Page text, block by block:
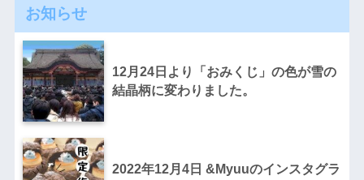
お知らせ
12月24日より「おみくじ」の色が雪の
結晶柄に変わりました。
2022年12月4日 &Myuuのインスタグラ